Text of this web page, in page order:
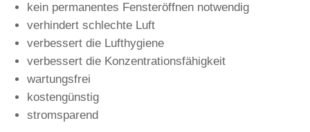
kein permanentes Fensteröffnen notwendig
verhindert schlechte Luft
verbessert die Lufthygiene
verbessert die Konzentrationsfähigkeit
wartungsfrei
kostengünstig
stromsparend